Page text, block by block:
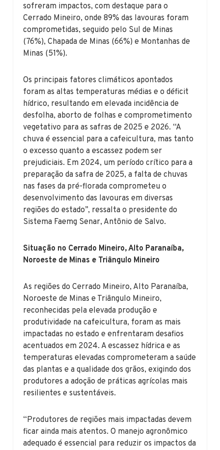
sofreram impactos, com destaque para o
Cerrado Mineiro, onde 89% das lavouras foram
comprometidas, seguido pelo Sul de Minas
(76%), Chapada de Minas (66%) e Montanhas de
Minas (51%).
Os principais fatores climáticos apontados
foram as altas temperaturas médias e o déficit
hídrico, resultando em elevada incidência de
desfolha, aborto de folhas e comprometimento
vegetativo para as safras de 2025 e 2026. “A
chuva é essencial para a cafeicultura, mas tanto
o excesso quanto a escassez podem ser
prejudiciais. Em 2024, um período crítico para a
preparação da safra de 2025, a falta de chuvas
nas fases da pré-florada comprometeu o
desenvolvimento das lavouras em diversas
regiões do estado”, ressalta o presidente do
Sistema Faemg Senar, Antônio de Salvo.
Situação no Cerrado Mineiro, Alto Paranaíba,
Noroeste de Minas e Triângulo Mineiro
As regiões do Cerrado Mineiro, Alto Paranaíba,
Noroeste de Minas e Triângulo Mineiro,
reconhecidas pela elevada produção e
produtividade na cafeicultura, foram as mais
impactadas no estado e enfrentaram desafios
acentuados em 2024. A escassez hídrica e as
temperaturas elevadas comprometeram a saúde
das plantas e a qualidade dos grãos, exigindo dos
produtores a adoção de práticas agrícolas mais
resilientes e sustentáveis.
“Produtores de regiões mais impactadas devem
ficar ainda mais atentos. O manejo agronômico
adequado é essencial para reduzir os impactos da